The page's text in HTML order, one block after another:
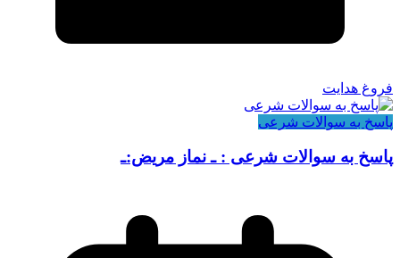
فروغ هدایت
پاسخ به سوالات شرعی
پاسخ به سوالات شرعی : ـ نماز مریض:ـ